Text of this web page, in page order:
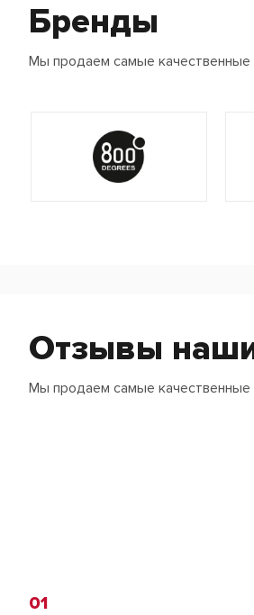
Бренды
Мы продаем самые
Отзывы
Мы продаем самые
01